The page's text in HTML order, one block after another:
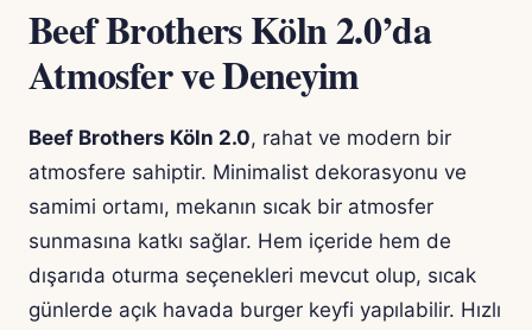
Beef Brothers Köln 2.0’da
Atmosfer ve Deneyim
Beef Brothers Köln 2.0, rahat ve modern bir
atmosfere sahiptir. Minimalist dekorasyonu ve
samimi ortamı, mekanın sıcak bir atmosfer
sunmasına katkı sağlar. Hem içeride hem de
dışarıda oturma seçenekleri mevcut olup, sıcak
günlerde açık havada burger keyfi yapılabilir. Hızlı